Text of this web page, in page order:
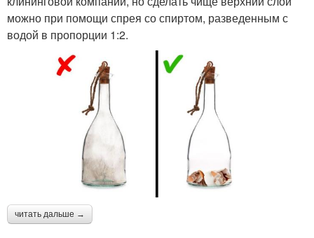
можно при помощи спрея со спиртом, разведенным с
водой в пропорции 1:2.
читать дальше →